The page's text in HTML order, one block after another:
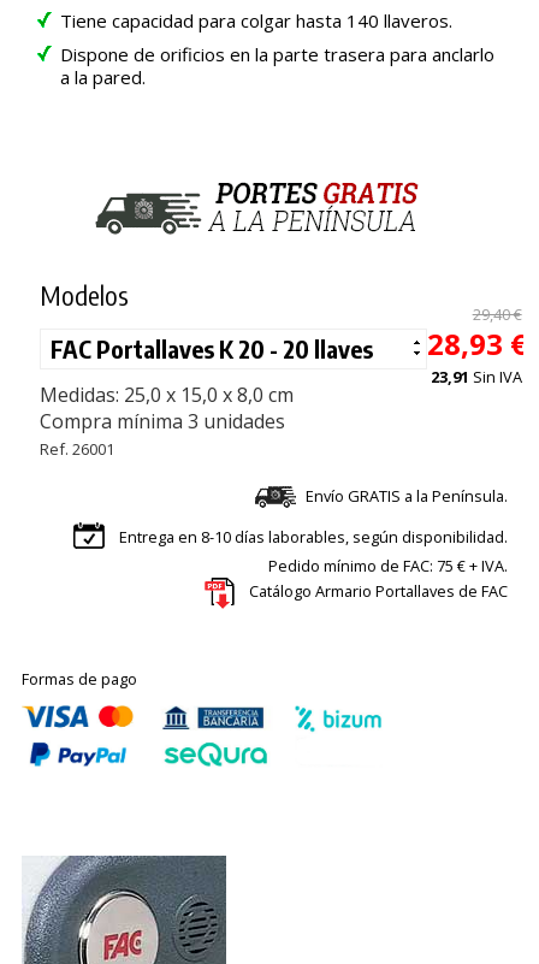
Tiene capacidad para colgar hasta 140 llaveros.
Dispone de orificios en la parte trasera para anclarlo
a la pared.
Modelos
Medidas: 25,0 x 15,0 x 8,0 cm
Compra mínima 3 unidades
Ref. 26001
29,40 €
28,93 €
23,91 Sin IVA
Envío GRATIS a la Península.
Entrega en 8-10 días laborables, según disponibilidad.
Pedido mínimo de FAC: 75 € + IVA.
Catálogo Armario Portallaves de FAC
Formas de pago